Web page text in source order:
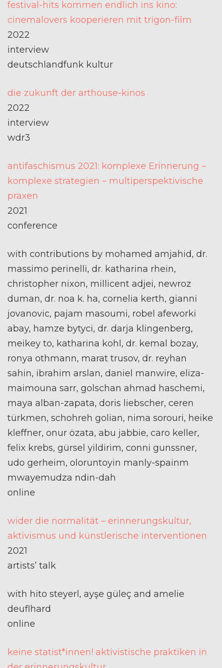
festival-hits kommen endlich ins kino:
cinemalovers kooperieren mit trigon-film
2022
interview
deutschlandfunk kultur
die zukunft der arthouse-kinos
2022
interview
wdr3
antifaschismus 2021: komplexe Erinnerung –
komplexe strategien – multiperspektivische
praxen
2021
conference
with contributions by mohamed amjahid, dr.
massimo perinelli, dr. katharina rhein,
christopher nixon, millicent adjei, newroz
duman, dr. noa k. ha, cornelia kerth, gianni
jovanovic, pajam masoumi, robel afeworki
abay, hamze bytyci, dr. darja klingenberg,
meikey to, katharina kohl, dr. kemal bozay,
ronya othmann, marat trusov, dr. reyhan
sahin, ibrahim arslan, daniel manwire, eliza-
maimouna sarr, golschan ahmad haschemi,
maya alban-zapata, doris liebscher, ceren
türkmen, schohreh golian, nima sorouri, heike
kleffner, onur özata, abu jabbie, caro keller,
felix krebs, gürsel yildirim, conni gunssner,
udo gerheim, oloruntoyin manly-spainm
mwayemudza ndin-dah
online
wider die normalität – erinnerungskultur,
aktivismus und künstlerische interventionen
2021
artists’ talk
with hito steyerl, ayşe güleç and amelie
deuflhard
online
keine statist*innen! aktivistische praktiken in